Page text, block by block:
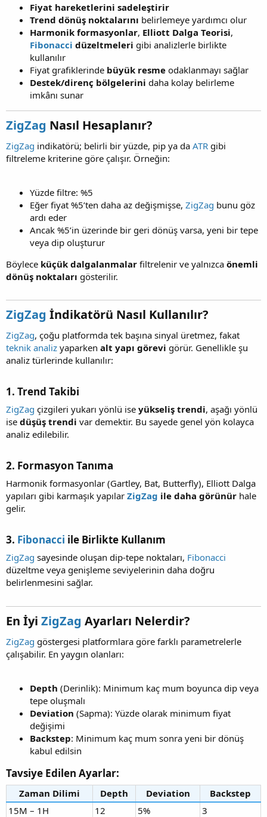
Fiyat hareketlerini sadeleştirir
Trend dönüş noktalarını belirlemeye yardımcı olur
Harmonik formasyonlar, Elliott Dalga Teorisi,
Fibonacci düzeltmeleri gibi analizlerle birlikte
kullanılır
Fiyat grafiklerinde büyük resme odaklanmayı sağlar
Destek/direnç bölgelerini daha kolay belirleme
imkânı sunar
ZigZag Nasıl Hesaplanır?​
ZigZag indikatörü; belirli bir yüzde, pip ya da ATR gibi
filtreleme kriterine göre çalışır. Örneğin:
Yüzde filtre: %5
Eğer fiyat %5’ten daha az değişmişse, ZigZag bunu göz
ardı eder
Ancak %5’in üzerinde bir geri dönüş varsa, yeni bir tepe
veya dip oluşturur
Böylece küçük dalgalanmalar filtrelenir ve yalnızca önemli
dönüş noktaları gösterilir.
ZigZag İndikatörü Nasıl Kullanılır?​
ZigZag, çoğu platformda tek başına sinyal üretmez, fakat
teknik analiz yaparken alt yapı görevi görür. Genellikle şu
analiz türlerinde kullanılır:
1. Trend Takibi
ZigZag çizgileri yukarı yönlü ise yükseliş trendi, aşağı yönlü
ise düşüş trendi var demektir. Bu sayede genel yön kolayca
analiz edilebilir.
2. Formasyon Tanıma
Harmonik formasyonlar (Gartley, Bat, Butterfly), Elliott Dalga
yapıları gibi karmaşık yapılar ZigZag ile daha görünür hale
gelir.
3. Fibonacci ile Birlikte Kullanım
ZigZag sayesinde oluşan dip-tepe noktaları, Fibonacci
düzeltme veya genişleme seviyelerinin daha doğru
belirlenmesini sağlar.
En İyi ZigZag Ayarları Nelerdir?​
ZigZag göstergesi platformlara göre farklı parametrelerle
çalışabilir. En yaygın olanları:
Depth (Derinlik): Minimum kaç mum boyunca dip veya
tepe oluşmalı
Deviation (Sapma): Yüzde olarak minimum fiyat
değişimi
Backstep: Minimum kaç mum sonra yeni bir dönüş
kabul edilsin
Tavsiye Edilen Ayarlar:​
Zaman Dilimi Depth Deviation
Backstep
15M – 1H
12 5% 3